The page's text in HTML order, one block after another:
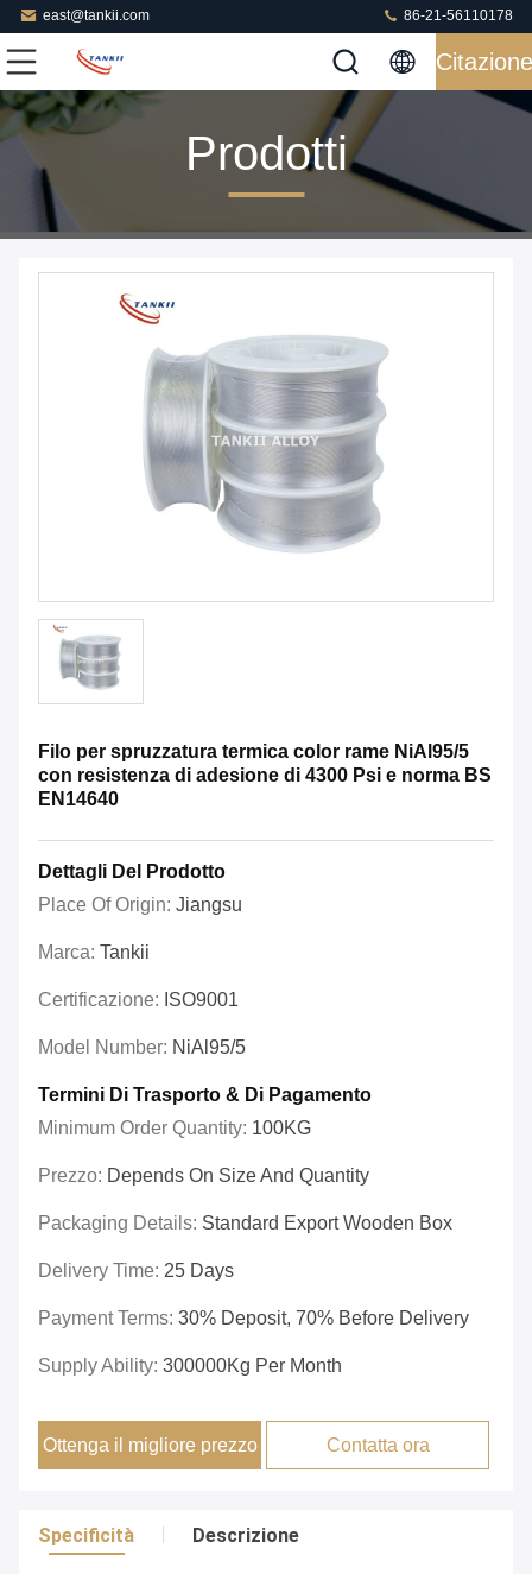
east@tankii.com 86-21-56110178
Citazione
Prodotti
Filo per spruzzatura termica color rame NiAl95/5
con resistenza di adesione di 4300 Psi e norma BS
EN14640
Dettagli Del Prodotto
Place Of Origin: Jiangsu
Marca: Tankii
Certificazione: ISO9001
Model Number: NiAl95/5
Termini Di Trasporto & Di Pagamento
Minimum Order Quantity: 100KG
Prezzo: Depends On Size And Quantity
Packaging Details: Standard Export Wooden Box
Delivery Time: 25 Days
Payment Terms: 30% Deposit, 70% Before Delivery
Supply Ability: 300000Kg Per Month
Ottenga il migliore prezzo Contatta ora
Specificità Descrizione